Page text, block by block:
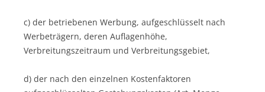
c) der betriebenen Werbung, aufgeschlüsselt nach
Werbeträgern, deren Auflagenhöhe,
Verbreitungszeitraum und Verbreitungsgebiet,
d) der nach den einzelnen Kostenfaktoren